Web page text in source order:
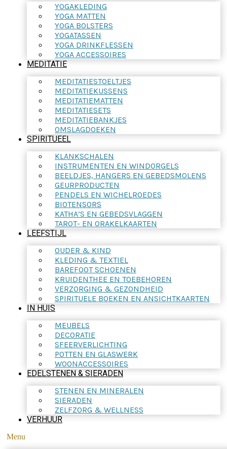
YOGAKLEDING
YOGA MATTEN
YOGA BOLSTERS
YOGATASSEN
YOGA DRINKFLESSEN
YOGA ACCESSOIRES
MEDITATIE
MEDITATIESTOELTJES
MEDITATIEKUSSENS
MEDITATIEMATTEN
MEDITATIESETS
MEDITATIEBANKJES
OMSLAGDOEKEN
SPIRITUEEL
KLANKSCHALEN
INSTRUMENTEN EN WINDORGELS
BEELDJES, HANGERS EN GEBEDSMOLENS
GEURPRODUCTEN
PENDELS EN WICHELROEDES
BIOTENSORS
KATHA’S EN GEBEDSVLAGGEN
TAROT- EN ORAKELKAARTEN
LEEFSTIJL
OUDER & KIND
KLEDING & TEXTIEL
BAREFOOT SCHOENEN
KRUIDENTHEE EN TOEBEHOREN
VERZORGING & GEZONDHEID
SPIRITUELE BOEKEN EN ANSICHTKAARTEN
IN HUIS
MEUBELS
DECORATIE
SFEERVERLICHTING
POTTEN EN GLASWERK
WOONACCESSOIRES
EDELSTENEN & SIERADEN
STENEN EN MINERALEN
SIERADEN
ZELFZORG & WELLNESS
VERHUUR
Menu